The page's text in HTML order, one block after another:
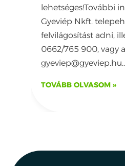
lehetséges!További
Gyeviép Nkft.
felvilágosítást adni,
0662/765 900, vagy a
TOVÁBB OLVASOM »